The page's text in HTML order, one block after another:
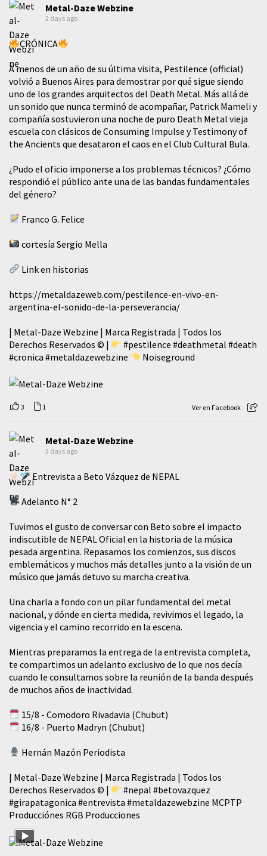
Metal-Daze Webzine
2 days ago
CRÓNICA
A menos de un año de su última visita, Pestilence (official)
volvió a Buenos Aires para demostrar por qué sigue siendo
uno de los grandes arquitectos del Death Metal. Más allá de
un sonido que nunca terminó de acompañar, Patrick Mameli y
compañía sostuvieron una noche de puro Death Metal vieja
escuela con clásicos de Consuming Impulse y Testimony of
the Ancients que desataron el caos en el Club Cultural Bula.
¿Pudo el oficio imponerse a los problemas técnicos? ¿Cómo
respondió el público ante una de las bandas fundamentales
del género?
Franco G. Felice
cortesía Sergio Mella
Link en historias
https://metaldazeweb.com/pestilence-en-vivo-en-
argentina-el-sonido-de-la-perseverancia/
| Metal-Daze Webzine | Marca Registrada | Todos los
Derechos Reservados © |
#pestilence #deathmetal #death
#cronica #metaldazewebzine Noiseground
3 1 Ver en Facebook
Metal-Daze Webzine
3 days ago
Entrevista a Beto Vázquez de NEPAL
Adelanto N° 2
Tuvimos el gusto de conversar con Beto sobre el impacto
indiscutible de NEPAL Oficial en la historia de la música
pesada argentina. Repasamos los comienzos, sus discos
emblemáticos y muchos más detalles junto a la visión de un
músico que jamás detuvo su marcha creativa.
​Una charla a fondo con un pilar fundamental del metal
nacional, y dónde en cierta medida, revivimos el legado, la
vigencia y el camino recorrido en la escena.
Mientras preparamos la entrega de la entrevista completa,
te compartimos un adelanto exclusivo de lo que nos decía
cuando le consultamos sobre la reunión de la banda después
de muchos años de inactividad.
15/8 - Comodoro Rivadavia (Chubut)
16/8 - Puerto Madryn (Chubut)
Hernán Mazón Periodista
| Metal-Daze Webzine | Marca Registrada | Todos los
Derechos Reservados © |
#nepal #betovazquez
#girapatagonica #entrevista #metaldazewebzine MCPTP
Producciónes RGB Producciones